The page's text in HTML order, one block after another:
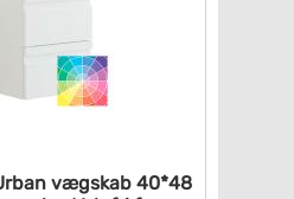
vægskab 40*48